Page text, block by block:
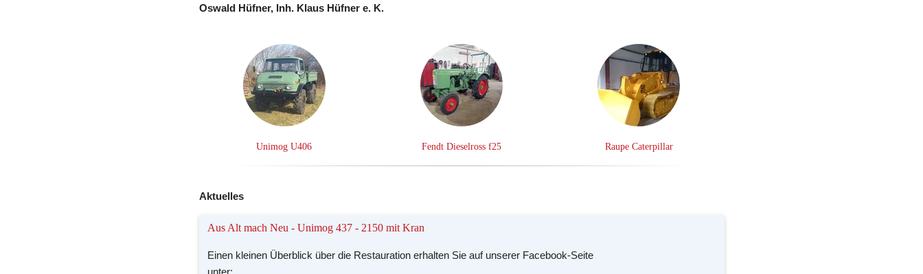
Oswald Hüfner, Inh. Klaus Hüfner e. K.
Unimog U406 Fendt Dieselross f25 Raupe Caterpillar
Aktuelles
Aus Alt mach Neu - Unimog 437 - 2150 mit Kran
Einen kleinen Überblick über die Restauration erhalten Sie auf unserer Facebook-Seite